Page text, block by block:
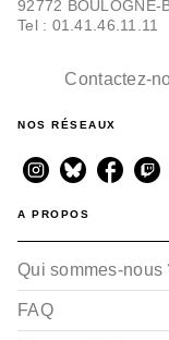
92772 BOULOGNE-
Tel : 01.41.46.11.11
Contactez-
NOS RÉSEAUX
A PROPOS
Qui sommes-nous
FAQ